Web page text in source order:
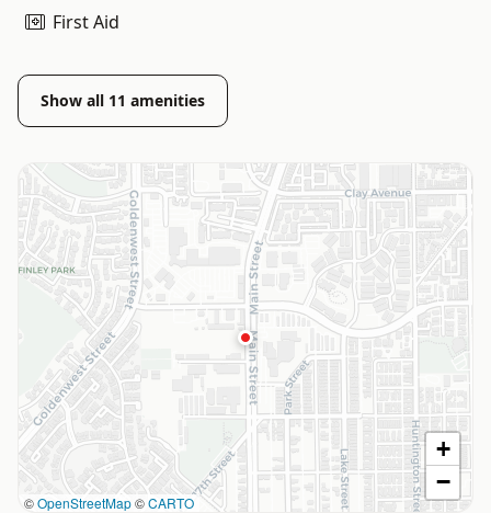
First Aid
Show all 11 amenities
©OpenStreetMap©CARTO
+
−